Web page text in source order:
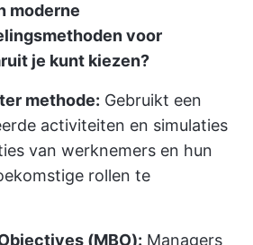
moderne
voor
je kunt kiezen?
methode: Gebruikt een
activiteiten en simulaties
van werknemers en hun
rollen te
(MBO): Managers